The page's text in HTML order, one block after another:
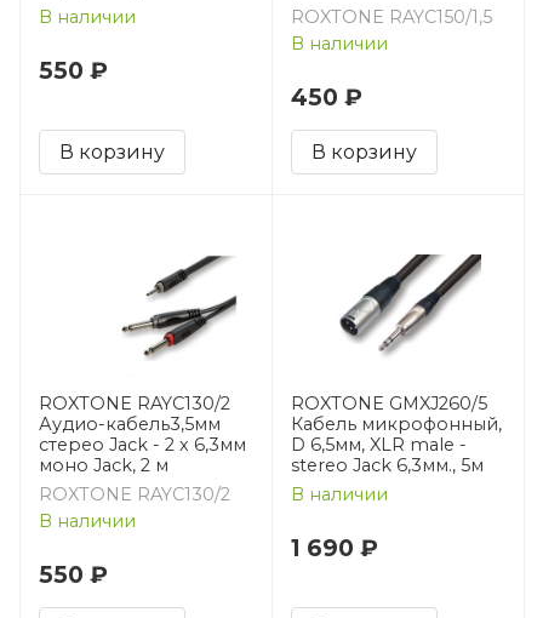
В наличии
550 ₽
В корзину
ROXTONE RAYC150/1,5
В наличии
450 ₽
В корзину
ROXTONE RAYC130/2
Аудио-кабель3,5мм
cтерео Jack - 2 х 6,3мм
моно Jack, 2 м
ROXTONE RAYC130/2
В наличии
550 ₽
ROXTONE GMXJ260/5
Кабель микрофонный,
D 6,5мм, XLR male -
stereo Jack 6,3мм., 5м
В наличии
1 690 ₽